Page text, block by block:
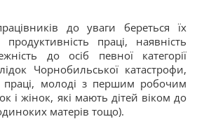
до уваги береться їх
продуктивність праці, наявність
до осіб певної категорії
Чорнобильської катастрофи,
праці, молоді з першим робочим
і жінок, які мають дітей віком до
матерів тощо).